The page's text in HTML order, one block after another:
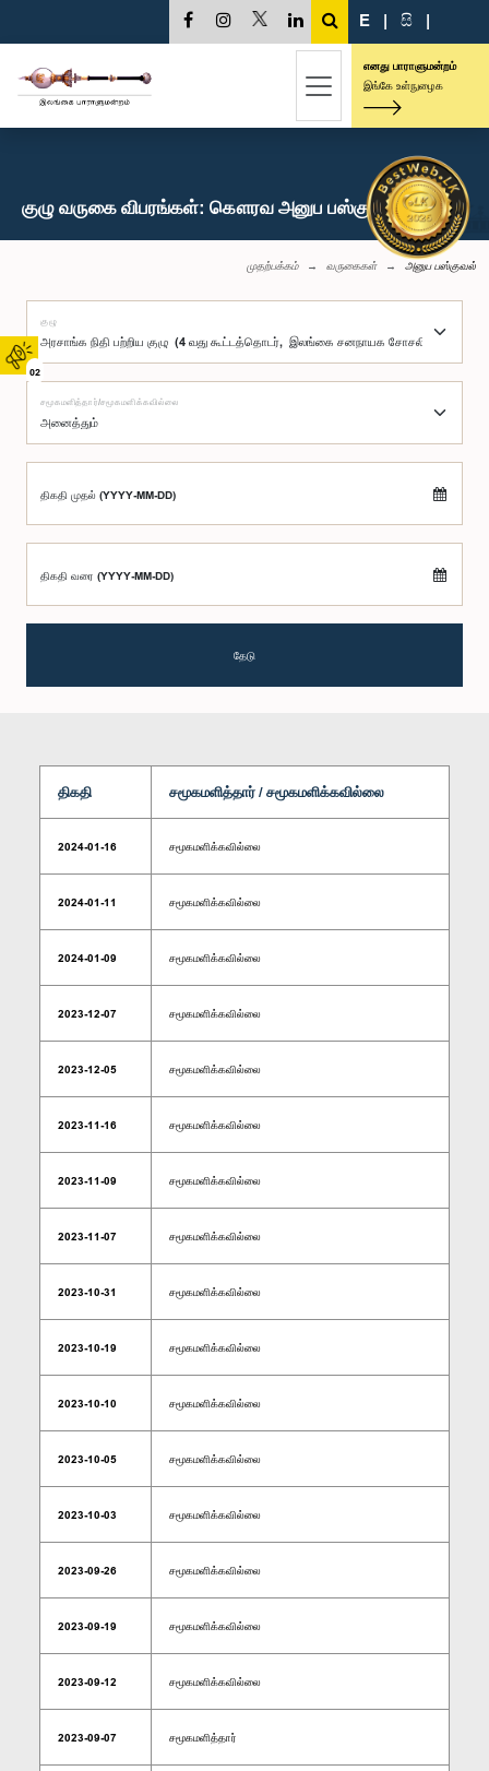
02
E | සි |
எனது பாராளுமன்றம்
இங்கே உள்நுழைக
குழு வருகை விபரங்கள்: கௌரவ அனுப பஸ்குவல், பா.உ.
முதற்பக்கம் வருகைகள் அனுப பஸ்குவல்
குழு
சமூகமளித்தார்/சமூகமளிக்கவில்லை
திகதி முதல் (YYYY-MM-DD)
திகதி வரை (YYYY-MM-DD)
தேடு
திகதி சமூகமளித்தார் / சமூகமளிக்கவில்லை
2024-01-16 சமூகமளிக்கவில்லை
2024-01-11 சமூகமளிக்கவில்லை
2024-01-09 சமூகமளிக்கவில்லை
2023-12-07 சமூகமளிக்கவில்லை
2023-12-05 சமூகமளிக்கவில்லை
2023-11-16 சமூகமளிக்கவில்லை
2023-11-09 சமூகமளிக்கவில்லை
2023-11-07 சமூகமளிக்கவில்லை
2023-10-31 சமூகமளிக்கவில்லை
2023-10-19 சமூகமளிக்கவில்லை
2023-10-10 சமூகமளிக்கவில்லை
2023-10-05 சமூகமளிக்கவில்லை
2023-10-03 சமூகமளிக்கவில்லை
2023-09-26 சமூகமளிக்கவில்லை
2023-09-19 சமூகமளிக்கவில்லை
2023-09-12 சமூகமளிக்கவில்லை
2023-09-07 சமூகமளித்தார்